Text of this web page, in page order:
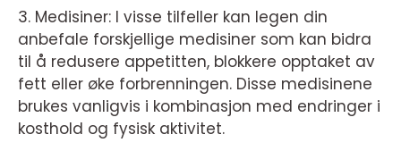
3. Medisiner: I visse tilfeller kan legen din
anbefale forskjellige medisiner som kan bidra
til å redusere appetitten, blokkere opptaket av
fett eller øke forbrenningen. Disse medisinene
brukes vanligvis i kombinasjon med endringer i
kosthold og fysisk aktivitet.